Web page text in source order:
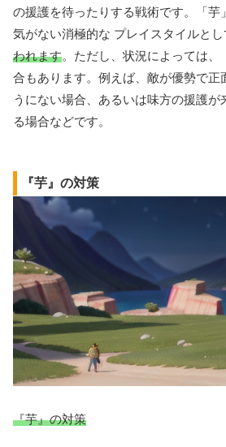
の援護を待ったりする戦術です。「芋
気がない消極的な プレイスタイルとし
われます。ただし、状況によっては、
合もあります。例えば、敵が優勢で正
うにない場合、あるいは味方の援護が
る場合などです。
『芋』の対策
『芋』の対策